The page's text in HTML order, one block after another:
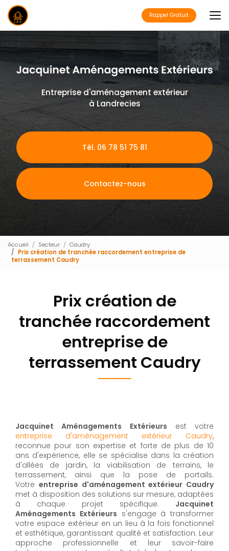
Aller
au
contenu
principal
Rappel Gratuit
Entreprise d'aménagement extérieur
à Landrecies
Tél. 06 78 51 75 81
Contactez-nous
Accueil Secteur
Caudry
Prix création de tranchée raccordement entreprise de
terrassement Caudry
Prix création de
tranchée raccordement
entreprise de
terrassement Caudry
Jacquinet Aménagements Extérieurs est votre
entreprise d'aménagement extérieur Caudry,
reconnue pour son expertise et forte de plus de 10
ans d'expérience, elle se spécialise dans la création
d'allées de jardin, la viabilisation de terrains, le
terrassement, ainsi que la pose de portails.
Votre entreprise d'aménagement extérieur Caudry
met à disposition des solutions sur mesure, adaptées
à chaque projet spécifique. Jacquinet
Aménagements Extérieurs s'engage à transformer
votre espace extérieur en un lieu à la fois fonctionnel
et esthétique, garantissant qualité et satisfaction. Leur
approche professionnelle et leur savoir-faire